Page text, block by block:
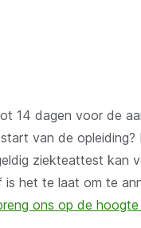
14 dagen voor de
van de
ziekteattest kan
het te laat om te
ons op de